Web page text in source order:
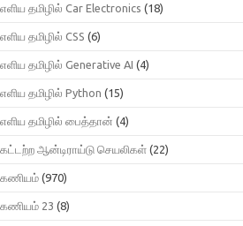
எளிய தமிழில் Car Electronics (18)
எளிய தமிழில் CSS (6)
எளிய தமிழில் Generative AI (4)
எளிய தமிழில் Python (15)
எளிய தமிழில் பைத்தான் (4)
கட்டற்ற ஆன்டிராய்டு செயலிகள் (22)
கணியம் (970)
கணியம் 23 (8)